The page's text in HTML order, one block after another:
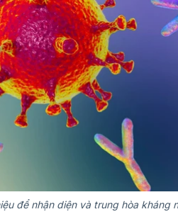
để nhận diện và trung hòa kháng